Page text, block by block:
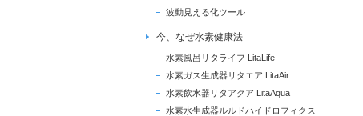
波動見える化ツール
今、なぜ水素健康法
水素風呂リタライフ LitaLife
水素ガス生成器リタエア LitaAir
水素飲水器リタアクア LitaAqua
水素水生成器ルルドハイドロフィクス